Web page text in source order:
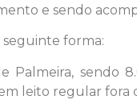
e sendo
seguinte forma:
Palmeira,
leito regular fora